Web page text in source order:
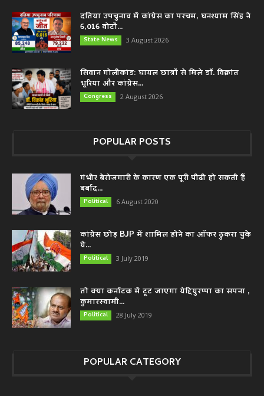
दतिया उपचुनाव में कांग्रेस का परचम, घनश्याम सिंह ने
6,016 वोटों...
State News 3 August 2026
सिवान गोलीकांड: घायल छात्रों से मिले डॉ. विक्रांत
भूरिया और कांग्रेस...
Congress 2 August 2026
POPULAR POSTS
गंभीर बेरोजगारी के कारण एक पूरी पीढी हो सकती हैं
बर्बाद...
Political 6 August 2020
कांग्रेस छोड़ BJP में शामिल होने का ऑफर ठुकरा चुके
ये...
Political 3 July 2019
तो क्या कर्नाटक में टूट जाएगा येद्दियुरप्पा का सपना ,
कुमारस्वामी...
Political 28 July 2019
POPULAR CATEGORY